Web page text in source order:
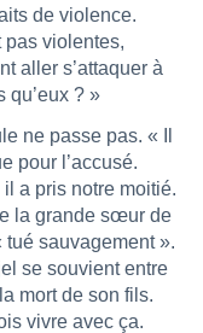
de violence.
pas violentes,
aller s’attaquer à
qu’eux ? »
ne passe pas. « Il
pour l’accusé.
il a pris notre moitié.
la grande sœur de
tué sauvagement ».
se souvient entre
mort de son fils.
vivre avec ça.